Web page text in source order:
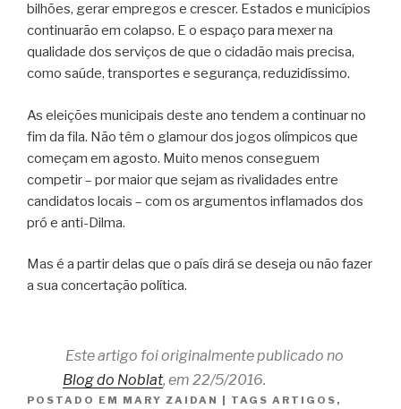
bilhões, gerar empregos e crescer. Estados e municípios
continuarão em colapso. E o espaço para mexer na
qualidade dos serviços de que o cidadão mais precisa,
como saúde, transportes e segurança, reduzidíssimo.
As eleições municipais deste ano tendem a continuar no
fim da fila. Não têm o glamour dos jogos olímpicos que
começam em agosto. Muito menos conseguem
competir – por maior que sejam as rivalidades entre
candidatos locais – com os argumentos inflamados dos
pró e anti-Dilma.
Mas é a partir delas que o país dirá se deseja ou não fazer
a sua concertação política.
Este artigo foi originalmente publicado no
Blog do Noblat, em 22/5/2016.
POSTADO EM MARY ZAIDAN | TAGS ARTIGOS ,